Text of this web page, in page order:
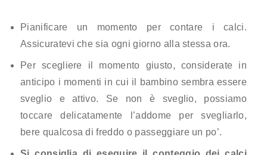
Pianificare un momento per contare i calci.
Assicuratevi che sia ogni giorno alla stessa ora.
Per scegliere il momento giusto, considerate in
anticipo i momenti in cui il bambino sembra essere
sveglio e attivo. Se non è sveglio, possiamo
toccare delicatamente l’addome per svegliarlo,
bere qualcosa di freddo o passeggiare un po’.